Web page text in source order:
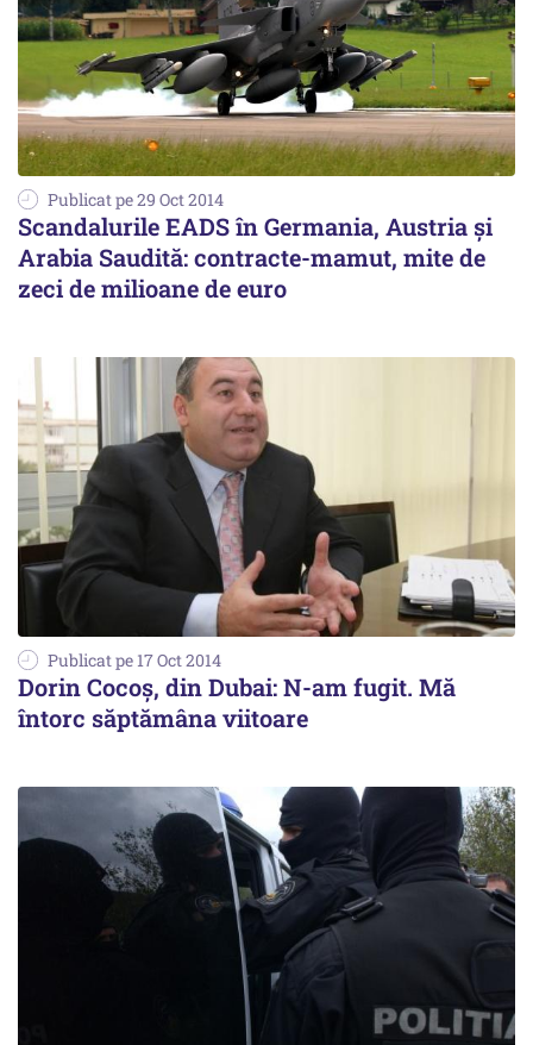
Publicat pe 29 Oct 2014
Scandalurile EADS în Germania, Austria și
Arabia Saudită: contracte-mamut, mite de
zeci de milioane de euro
Publicat pe 17 Oct 2014
Dorin Cocoș, din Dubai: N-am fugit. Mă
întorc săptămâna viitoare